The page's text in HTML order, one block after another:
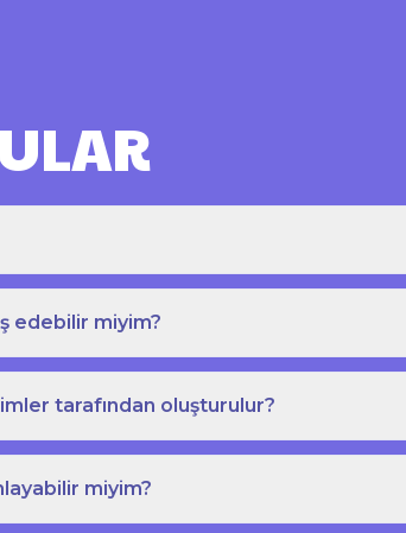
edebilir miyim?
tarafından oluşturulur?
miyim?